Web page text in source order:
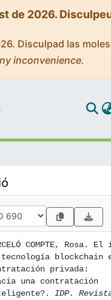
de 2026.
Disculpad las
inconvenience.
COMPTE, Rosa.
blockchain
privada:
una contratación
IDP.